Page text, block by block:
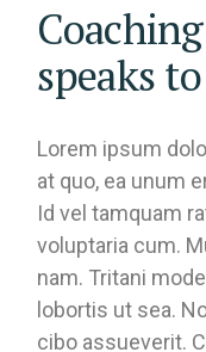
speaks
Lorem ipsum
at quo, ea unum
Id vel tamquam
voluptaria cum.
nam. Tritani
lobortis ut sea.
cibo assueverit.